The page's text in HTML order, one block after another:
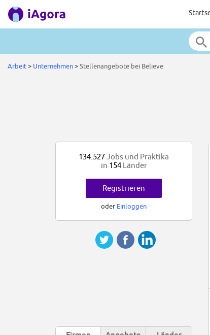
Arbeit> Unternehmen>Stellenangebote bei Believe
134.527Jobs und Praktika
in 154Länder
Registrieren
oder Einloggen